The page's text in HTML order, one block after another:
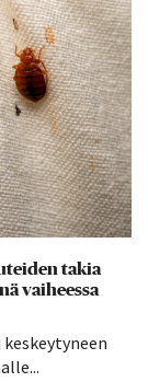
takia
vaiheessa